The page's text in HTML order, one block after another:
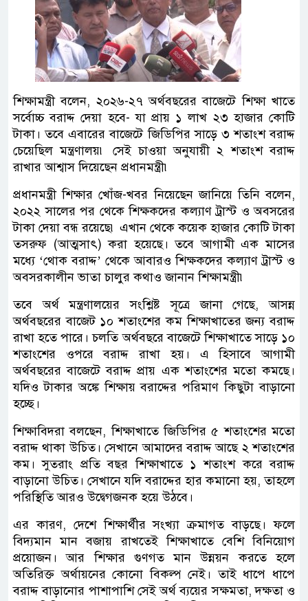
শিক্ষামন্ত্রী বলেন, ২০২৬-২৭ অর্থবছরের বাজেটে শিক্ষা খাতে
সর্বোচ্চ বরাদ্দ দেয়া হবে- যা প্রায় ১ লাখ ২৩ হাজার কোটি
টাকা। তবে এবারের বাজেটে জিডিপির সাড়ে ৩ শতাংশ বরাদ্দ
চেয়েছিল মন্ত্রণালয়৷ সেই চাওয়া অনুযায়ী ২ শতাংশ বরাদ্দ
রাখার আশ্বাস দিয়েছেন প্রধানমন্ত্রী৷
প্রধানমন্ত্রী শিক্ষার খোঁজ-খবর নিয়েছেন জানিয়ে তিনি বলেন,
২০২২ সালের পর থেকে শিক্ষকদের কল্যাণ ট্রাস্ট ও অবসরের
টাকা দেয়া বন্ধ রয়েছে৷ এখান থেকে কয়েক হাজার কোটি টাকা
তসরুফ (আত্মসাৎ) করা হয়েছে। তবে আগামী এক মাসের
মধ্যে ‘থোক বরাদ্দ’ থেকে আবারও শিক্ষকদের কল্যাণ ট্রাস্ট ও
অবসরকালীন ভাতা চালুর কথাও জানান শিক্ষামন্ত্রী৷
তবে অর্থ মন্ত্রণালয়ের সংশ্লিষ্ট সূত্রে জানা গেছে, আসন্ন
অর্থবছরের বাজেট ১০ শতাংশের কম শিক্ষাখাতের জন্য বরাদ্দ
রাখা হতে পারে। চলতি অর্থবছরে বাজেটে শিক্ষাখাতে সাড়ে ১০
শতাংশের ওপরে বরাদ্দ রাখা হয়। এ হিসাবে আগামী
অর্থবছরের বাজেটে বরাদ্দ প্রায় এক শতাংশের মতো কমছে।
যদিও টাকার অঙ্কে শিক্ষায় বরাদ্দের পরিমাণ কিছুটা বাড়ানো
হচ্ছে।
শিক্ষাবিদরা বলছেন, শিক্ষাখাতে জিডিপির ৫ শতাংশের মতো
বরাদ্দ থাকা উচিত। সেখানে আমাদের বরাদ্দ আছে ২ শতাংশের
কম। সুতরাং প্রতি বছর শিক্ষাখাতে ১ শতাংশ করে বরাদ্দ
বাড়ানো উচিত। সেখানে যদি বরাদ্দের হার কমানো হয়, তাহলে
পরিস্থিতি আরও উদ্বেগজনক হয়ে উঠবে।
এর কারণ, দেশে শিক্ষার্থীর সংখ্যা ক্রমাগত বাড়ছে। ফলে
বিদ্যমান মান বজায় রাখতেই শিক্ষাখাতে বেশি বিনিয়োগ
প্রয়োজন। আর শিক্ষার গুণগত মান উন্নয়ন করতে হলে
অতিরিক্ত অর্থায়নের কোনো বিকল্প নেই। তাই ধাপে ধাপে
বরাদ্দ বাড়ানোর পাশাপাশি সেই অর্থ ব্যয়ের সক্ষমতা, দক্ষতা ও